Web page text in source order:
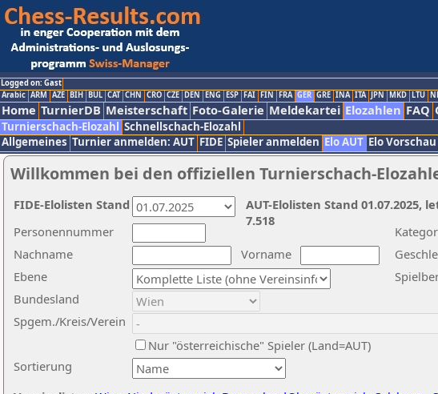
Logged on: Gast
Arabic ARM AZE BIH BUL CAT CHN CRO CZE DEN ENG ESP FAI FIN FRA GER GRE INA ITA JPN MKD LTU
Home TurnierDB Meisterschaft Foto-Galerie Meldekartei Elozahlen FAQ
Turnierschach-Elozahl Schnellschach-Elozahl
Allgemeines Turnier anmelden: AUT FIDE Spieler anmelden Elo AUT Elo Vorschau
Willkommen bei den offiziellen Turnierschach-
Nachname
Vorname
Ebene
Sortierung
Personennummer
Bundesland
Spgem./Kreis/Verein
Nur "österreichische" Spieler (Land=AUT)
AUT-Elolisten Stand 01.07.2025,
7.518
FIDE-Elolisten Stand